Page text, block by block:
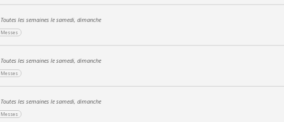
Toutes les semaines le samedi, dimanche
Messes
Toutes les semaines le samedi, dimanche
Messes
Toutes les semaines le samedi, dimanche
Messes